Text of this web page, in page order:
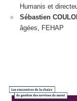
Humanis et
Sébastien
âgées, FEHAP